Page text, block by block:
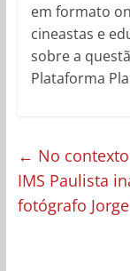
em formato
cineastas e
sobre a
Plataforma
← No
IMS Paulista
fotógrafo